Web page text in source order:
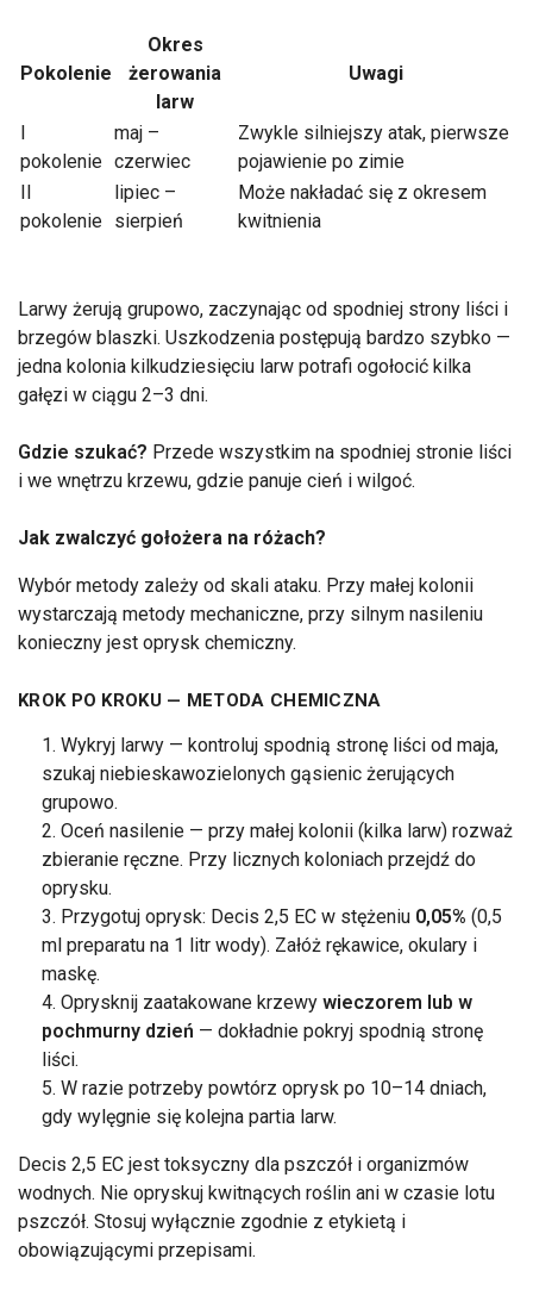
Pokolenie
Okres
żerowania
larw
Uwagi
pokolenie
maj –
czerwiec
Zwykle silniejszy atak, pierwsze
pojawienie po zimie
pokolenie
lipiec –
sierpień
Może nakładać się z okresem
kwitnienia
Larwy żerują grupowo, zaczynając od spodniej strony liści i
brzegów blaszki. Uszkodzenia postępują bardzo szybko —
jedna kolonia kilkudziesięciu larw potrafi ogołocić kilka
gałęzi w ciągu 2–3 dni.
Gdzie szukać? Przede wszystkim na spodniej stronie liści
i we wnętrzu krzewu, gdzie panuje cień i wilgoć.
Jak zwalczyć gołożera na różach?
Wybór metody zależy od skali ataku. Przy małej kolonii
wystarczają metody mechaniczne, przy silnym nasileniu
konieczny jest oprysk chemiczny.
KROK PO KROKU — METODA CHEMICZNA
Wykryj larwy — kontroluj spodnią stronę liści od maja,
szukaj niebieskawozielonych gąsienic żerujących
grupowo.
Oceń nasilenie — przy małej kolonii (kilka larw) rozważ
zbieranie ręczne. Przy licznych koloniach przejdź do
oprysku.
Przygotuj oprysk: Decis 2,5 EC w stężeniu 0,05% (0,5
ml preparatu na 1 litr wody). Załóż rękawice, okulary i
maskę.
Oprysknij zaatakowane krzewy wieczorem lub w
pochmurny dzień — dokładnie pokryj spodnią stronę
liści.
W razie potrzeby powtórz oprysk po 10–14 dniach,
gdy wylęgnie się kolejna partia larw.
Decis 2,5 EC jest toksyczny dla pszczół i organizmów
wodnych. Nie opryskuj kwitnących roślin ani w czasie lotu
pszczół. Stosuj wyłącznie zgodnie z etykietą i
obowiązującymi przepisami.